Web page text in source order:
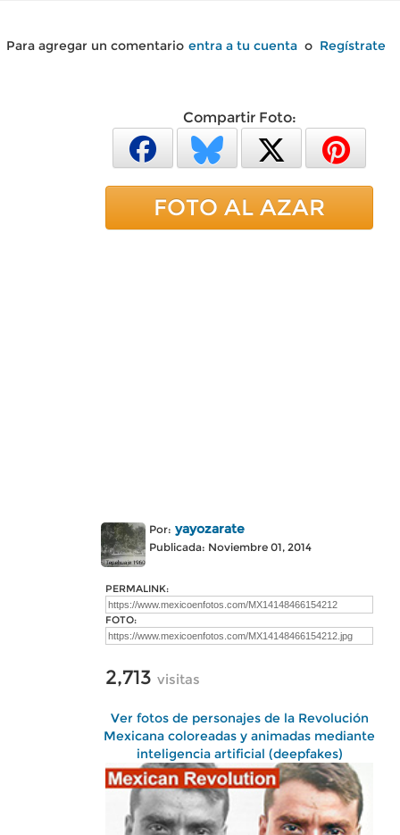
Para agregar un comentario entra a tu cuenta o Regístrate
Compartir Foto:
FOTO AL AZAR
Por: yayozarate
Publicada: Noviembre 01, 2014
PERMALINK:
FOTO:
2,713 visitas
Ver fotos de personajes de la Revolución
Mexicana coloreadas y animadas mediante
inteligencia artificial (deepfakes)